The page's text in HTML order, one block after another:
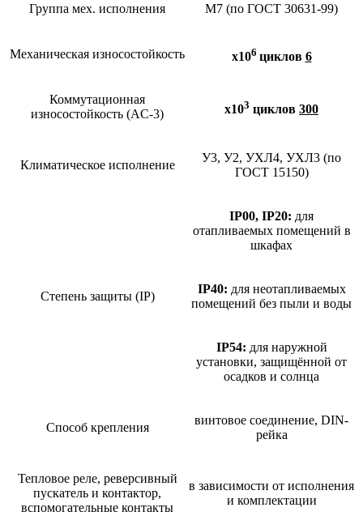
Группа мех. исполнения М7 (по ГОСТ 30631-99)
Механическая износостойкость х106 циклов 6
Коммутационная
износостойкость (AC-3)
х103 циклов 300
Климатическое исполнение
У3, У2, УХЛ4, УХЛ3 (по
ГОСТ 15150)
Степень защиты (IP)
IP00, IP20: для
отапливаемых помещений в
шкафах
IP40: для неотапливаемых
помещений без пыли и воды
IP54: для наружной
установки, защищённой от
осадков и солнца
Способ крепления
винтовое соединение, DIN-
рейка
Тепловое реле, реверсивный
пускатель и контактор,
вспомогательные контакты
в зависимости от исполнения
и комплектации